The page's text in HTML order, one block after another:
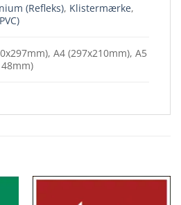
(Refleks), Klistermærke,
A4 (297x210mm), A5